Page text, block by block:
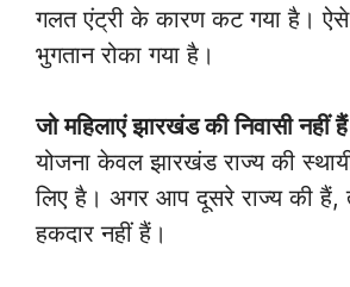
गलत एंट्री के कारण कट गया है। ऐसे
भुगतान रोका गया है।
जो महिलाएं झारखंड की निवासी नहीं
योजना केवल झारखंड राज्य की
लिए है। अगर आप दूसरे राज्य की हैं,
हकदार नहीं हैं।